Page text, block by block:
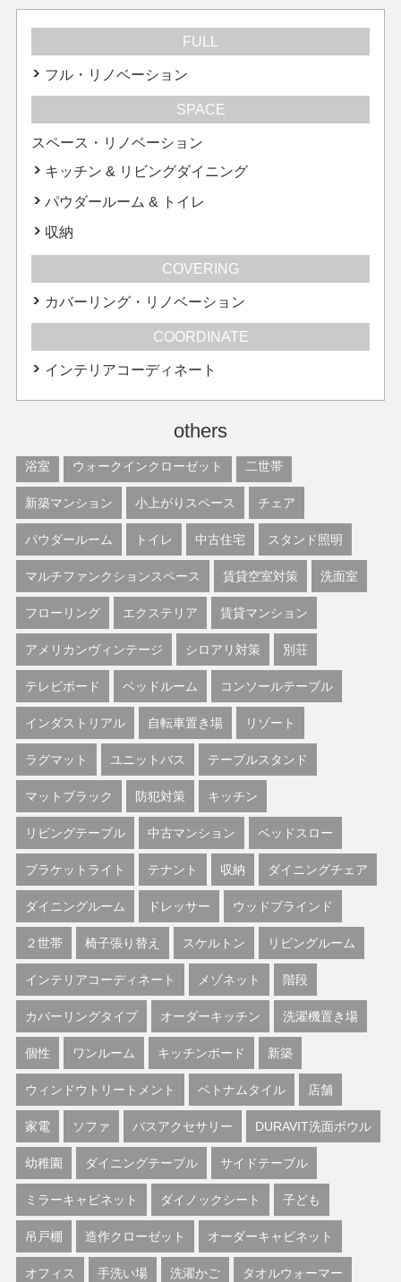
FULL
フル・リノベーション
SPACE
スペース・リノベーション
キッチン & リビングダイニング
パウダールーム & トイレ
収納
COVERING
カバーリング・リノベーション
COORDINATE
インテリアコーディネート
others
浴室 ウォークインクローゼット 二世帯
新築マンション 小上がりスペース チェア
パウダールーム トイレ 中古住宅 スタンド照明
マルチファンクションスペース 賃貸空室対策 洗面室
フローリング エクステリア 賃貸マンション
アメリカンヴィンテージ シロアリ対策 別荘
テレビボード ベッドルーム コンソールテーブル
インダストリアル 自転車置き場 リゾート
ラグマット ユニットバス テーブルスタンド
マットブラック 防犯対策 キッチン
リビングテーブル 中古マンション ベッドスロー
ブラケットライト テナント 収納 ダイニングチェア
ダイニングルーム ドレッサー ウッドブラインド
２世帯 椅子張り替え スケルトン リビングルーム
インテリアコーディネート メゾネット 階段
カバーリングタイプ オーダーキッチン 洗濯機置き場
個性 ワンルーム キッチンボード 新築
ウィンドウトリートメント ベトナムタイル 店舗
家電 ソファ バスアクセサリー DURAVIT洗面ボウル
幼稚園 ダイニングテーブル サイドテーブル
ミラーキャビネット ダイノックシート 子ども
吊戸棚 造作クローゼット オーダーキャビネット
オフィス 手洗い場 洗濯かご タオルウォーマー